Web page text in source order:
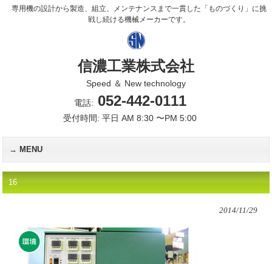
専用機の設計から製造、組立、メンテナンスまで一貫した「ものづくり」に挑
戦し続ける機械メーカーです。
信濃工業株式会社
Speed ＆ New technology
電話: 052-442-0111
受付時間: 平日 AM 8:30 〜PM 5:00
MENU
16
2014/11/29